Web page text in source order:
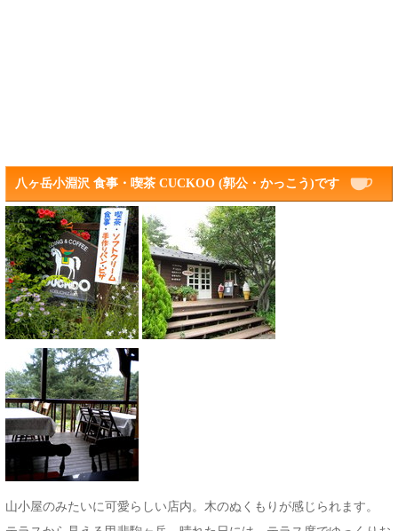
八ヶ岳小淵沢 食事・喫茶 CUCKOO (郭公・かっこう)です
山小屋のみたいに可愛らしい店内。木のぬくもりが感じられます。